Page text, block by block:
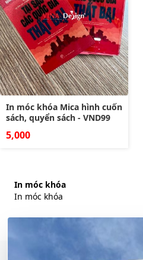
In móc khóa Mica hình cuốn
sách, quyển sách - VND99
5,000
In móc khóa
In móc khóa